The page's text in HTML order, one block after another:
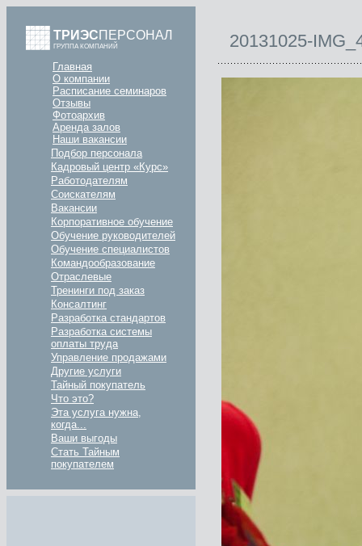
ТРИЭСПЕРСОНАЛ
ГРУППА КОМПАНИЙ
Главная
О компании
Расписание семинаров
Отзывы
Фотоархив
Аренда залов
Наши вакансии
Подбор персонала
Кадровый центр «Курс»
Работодателям
Соискателям
Вакансии
Корпоративное обучение
Обучение руководителей
Обучение специалистов
Командообразование
Отраслевые
Тренинги под заказ
Консалтинг
Разработка стандартов
Разработка системы
оплаты труда
Управление продажами
Другие услуги
Тайный покупатель
Что это?
Эта услуга нужна,
когда...
Ваши выгоды
Стать Тайным
покупателем
20131025-